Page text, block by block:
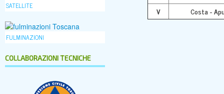
SATELLITE
FULMINAZIONI
COLLABORAZIONI TECNICHE
V
Costa -